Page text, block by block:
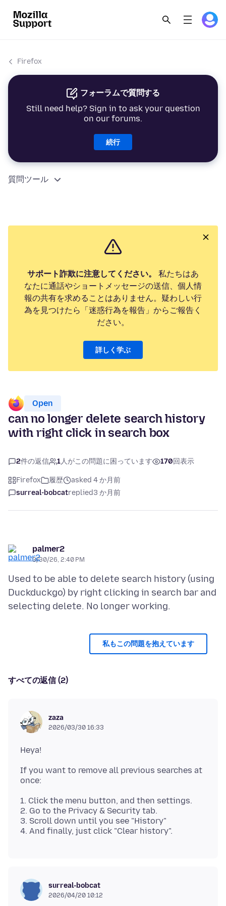
Firefox
フォーラムで質問する
Still need help? Sign in to ask your question
on our forums.
続行
質問ツール
サポート詐欺に注意してください。
私たちはあ
なたに通話やショートメッセージの送信、個人情
報の共有を求めることはありません。疑わしい行
為を見つけたら「迷惑行為を報告」からご報告く
ださい。
詳しく学ぶ
Open
can no longer delete search history
with right click in search box
2件の返信 1人がこの問題に困っています 170回表示
Firefox 履歴
asked 4 か月前
surreal-bobcatreplied3 か月前
palmer2
3/30/26, 2:40 PM
Used to be able to delete search history (using
Duckduckgo) by right clicking in search bar and
私もこの問題を抱えています
すべての返信 (2)
zaza
2026/03/30 16:33
If you want to remove all previous searches at
1. Click the menu button, and then settings.
2. Go to the Privacy & Security tab.
3. Scroll down until you see "History"
surreal-bobcat
2026/04/20 10:12